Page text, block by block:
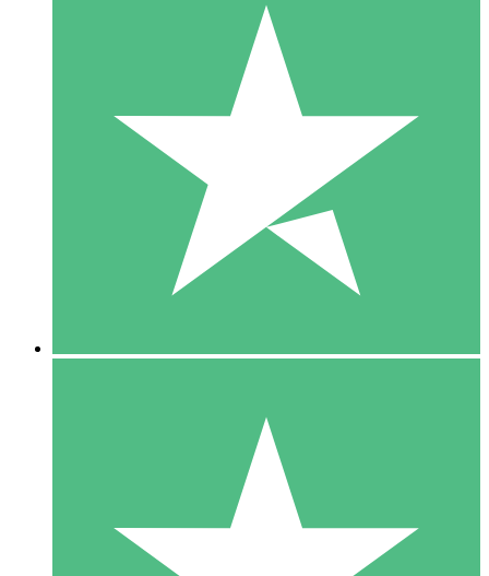
Paquetes de Créditos Individuales
Paga según el uso con créditos de descarga. Sin compromiso
10 00
10 Descargas
20 00